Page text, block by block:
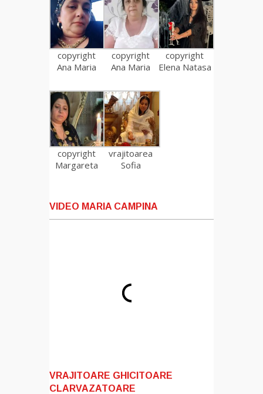
copyright
Ana Maria
copyright
Ana Maria
copyright
Elena Natasa
copyright
Margareta
vrajitoarea
Sofia
VIDEO MARIA CAMPINA
VRAJITOARE GHICITOARE
CLARVAZATOARE